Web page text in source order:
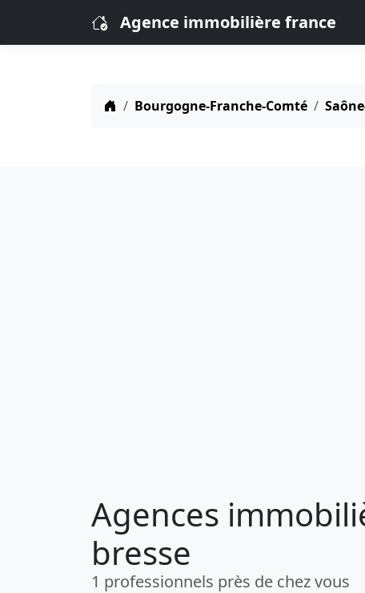
Agence immobilière france
Bourgogne-Franche-Comté
Agences
bresse
1 professionnels près de chez vous